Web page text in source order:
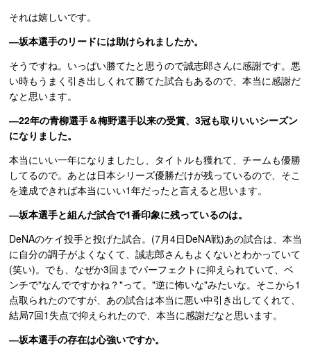
それは嬉しいです。
―坂本選手のリードには助けられましたか。
そうですね。いっぱい勝てたと思うので誠志郎さんに感謝です。悪
い時もうまく引き出しくれて勝てた試合もあるので、本当に感謝だ
なと思います。
―22年の青柳選手＆梅野選手以来の受賞、3冠も取りいいシーズン
になりました。
本当にいい一年になりましたし、タイトルも獲れて、チームも優勝
してるので。あとは日本シリーズ優勝だけが残っているので、そこ
を達成できれば本当にいい1年だったと言えると思います。
―坂本選手と組んだ試合で1番印象に残っているのは。
DeNAのケイ投手と投げた試合。(7月4日DeNA戦)あの試合は、本当
に自分の調子がよくなくて、誠志郎さんもよくないとわかっていて
(笑い)。でも、なぜか3回までパーフェクトに抑えられていて、ベ
ンチで"なんでですかね？"って。"逆に怖いな"みたいな。そこから1
点取られたのですが、あの試合は本当に悪い中引き出してくれて、
結局7回1失点で抑えられたので、本当に感謝だなと思います。
―坂本選手の存在は心強いですか。